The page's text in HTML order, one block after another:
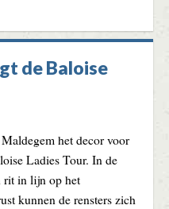
de Baloise
het decor voor
Ladies Tour. In de
rit in lijn op het
kunnen de rensters zich